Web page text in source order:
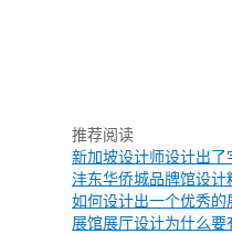
推荐阅读
新加坡设计师设计出了
沣东华侨城品牌馆设计
如何设计出一个优秀的
展馆展厅设计为什么要